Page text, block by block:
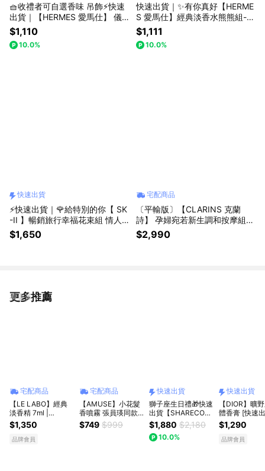
🧺收禮者可自選香味 吊飾⚡快速
出貨｜【HERMES 愛馬仕】 儀
式感滿分｜愛馬仕香氛禮 (15ml
香調任選+多種吊飾任選) 贈提袋
貼心禮
$1,110
10.0%
快速出貨｜✨有你真好【HERME
S 愛馬仕】經典淡香水熊熊組-收
禮者可自選香味(H24男性淡香
水/絲巾甜薑女性淡香精/愛馬仕
之旅淡香水/大地男性淡香水)
$1,111
10.0%
快速出貨
⚡快速出貨｜🌹給特別的你【 SK
-II 】暢銷旅行幸福花束組 情人
節禮物 情人節限定 女朋友禮物
$1,650
宅配商品
〔平輸版〕【CLARINS 克蘭
詩】 孕婦宛若新生調和按摩組
[撫紋霜+護理油+按摩器+禮袋]
$2,990
更多推薦
看更多
宅配商品
【LE LABO】經典
淡香精 7ml |
Another13/黑茶29/
檀香33 | 香水生日
禮物推薦 情人節禮
$1,350
品牌會員
宅配商品
【AMUSE】小花髮
香噴霧 張員瑛同款
秀髮香水
$749 $999
快速出貨
獅子座生日禮🎁快速
出貨【SHARECO官
方現貨】2026新款
香水｜瘦子 E.SO 御
用香氛｜極晝 極夜
$1,880 $2,180
10.0%
快速出貨
【DIOR】曠
體香膏 [快速
$1,290
品牌會員